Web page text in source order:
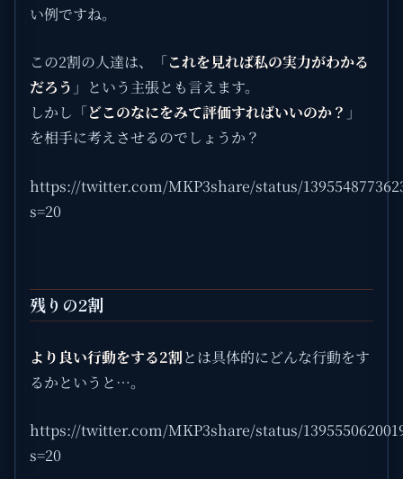
い例ですね。
この2割の人達は、「これを見れば私の実力がわかる
だろう 」という主張とも言えます。
しかし「どこのなにをみて評価すればいいのか？ 」
を相手に考えさせるのでしょうか？
https://twitter.com/MKP3share/status/
s=20
残りの2割
より良い行動をする2割とは具体的にどんな行動をす
るかというと…。
https://twitter.com/MKP3share/status/
s=20